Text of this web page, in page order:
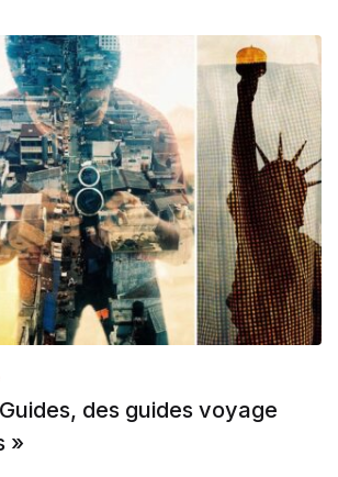
des guides voyage
»